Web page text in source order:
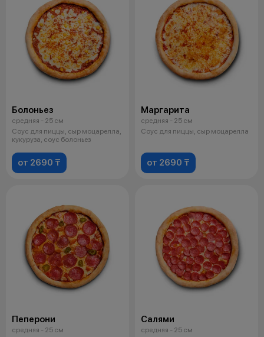
Болоньез
средняя - 25 см
Соус для пиццы, сыр моцарелла,
кукуруза, соус болоньез
от 2690 ₸
Маргарита
средняя - 25 см
Соус для пиццы, сыр моцарелла
от 2690 ₸
Пеперони
средняя - 25 см
Салями
средняя - 25 см